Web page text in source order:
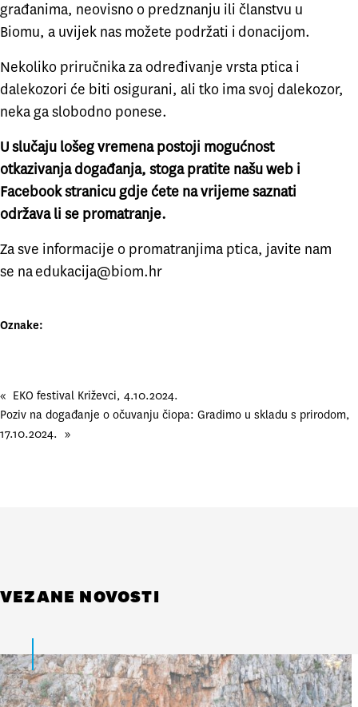
građanima, neovisno o predznanju ili članstvu u
Biomu, a uvijek nas možete podržati i donacijom.
Nekoliko priručnika za određivanje vrsta ptica i
dalekozori će biti osigurani, ali tko ima svoj dalekozor,
neka ga slobodno ponese.
U slučaju lošeg vremena postoji mogućnost
otkazivanja događanja, stoga pratite našu web i
Facebook stranicu gdje ćete na vrijeme saznati
održava li se promatranje.
Za sve informacije o promatranjima ptica, javite nam
se naedukacija@biom.hr
Oznake:
« EKO festival Križevci, 4.10.2024.
Poziv na događanje o očuvanju čiopa: Gradimo u skladu s prirodom,
17.10.2024.
»
VEZANE NOVOSTI